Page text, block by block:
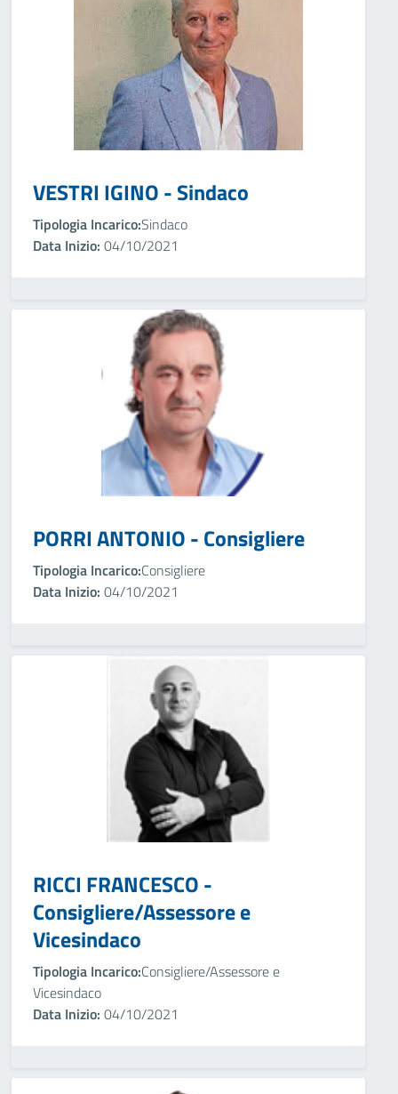
VESTRI IGINO - Sindaco
Tipologia Incarico:Sindaco
Data Inizio: 04/10/2021
PORRI ANTONIO - Consigliere
Tipologia Incarico:Consigliere
Data Inizio: 04/10/2021
RICCI FRANCESCO -
Consigliere/Assessore e
Vicesindaco
Tipologia Incarico:Consigliere/Assessore e
Vicesindaco
Data Inizio: 04/10/2021